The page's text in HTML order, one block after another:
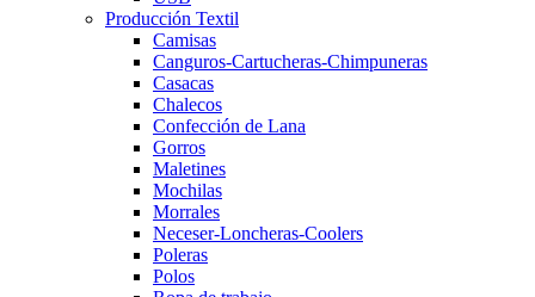
Producción Textil
Camisas
Canguros-Cartucheras-Chimpuneras
Casacas
Chalecos
Confección de Lana
Gorros
Maletines
Mochilas
Morrales
Neceser-Loncheras-Coolers
Poleras
Polos